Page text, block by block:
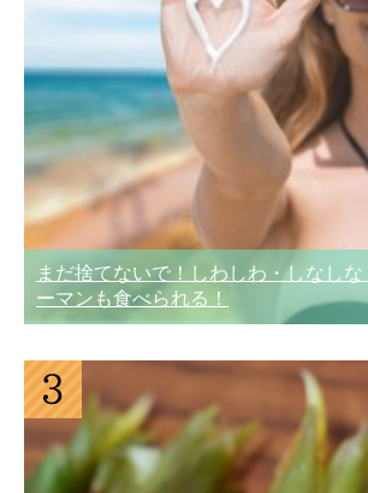
まだ捨てないで！しわしわ・しなし
ーマンも食べられる！